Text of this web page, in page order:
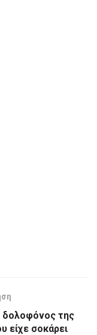
δολοφόνος της
είχε σοκάρει